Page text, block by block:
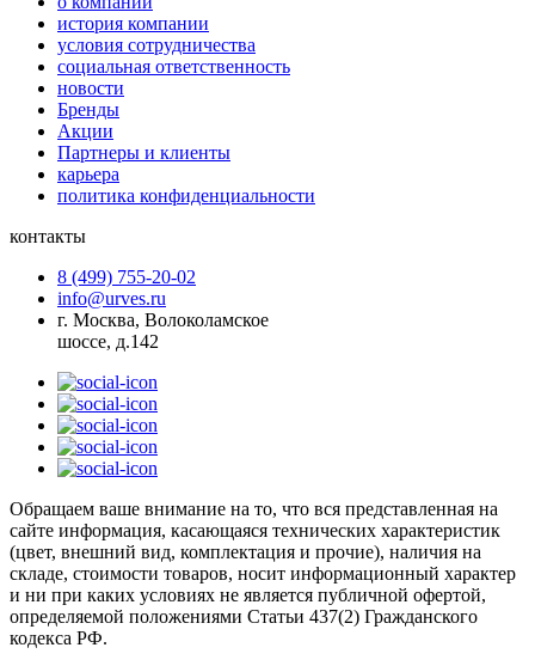
история компании
условия сотрудничества
социальная ответственность
новости
Бренды
Акции
Партнеры и клиенты
карьера
политика конфиденциальности
контакты
8 (499) 755-20-02
info@urves.ru
г. Москва, Волоколамское
шоссе, д.142
Обращаем ваше внимание на то, что вся представленная на
сайте информация, касающаяся технических характеристик
(цвет, внешний вид, комплектация и прочие), наличия на
складе, стоимости товаров, носит информационный характер
и ни при каких условиях не является публичной офертой,
определяемой положениями Статьи 437(2) Гражданского
кодекса РФ.